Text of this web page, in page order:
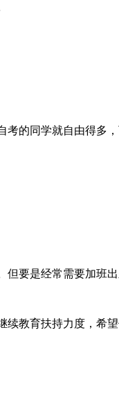
的同学就自由得多
要是经常需要加班
教育扶持力度，希